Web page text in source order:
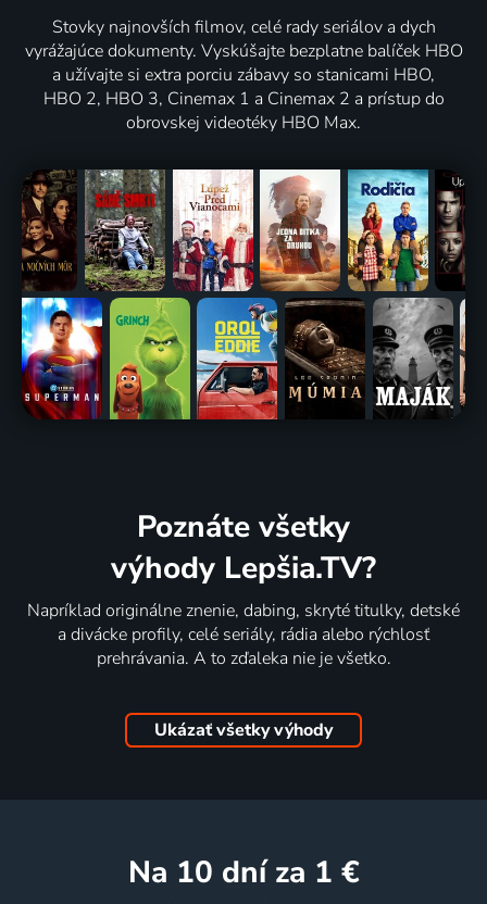
Stovky najnovších filmov, celé rady seriálov a dych
vyrážajúce dokumenty. Vyskúšajte bezplatne balíček HBO
a užívajte si extra porciu zábavy so stanicami HBO,
HBO 2, HBO 3, Cinemax 1 a Cinemax 2 a prístup do
obrovskej videotéky HBO Max.
Poznáte všetky
výhody Lepšia.TV?
Napríklad originálne znenie, dabing, skryté titulky, detské
a divácke profily, celé seriály, rádia alebo rýchlosť
prehrávania. A to zďaleka nie je všetko.
Ukázať všetky výhody
na 10 dní za 1 €